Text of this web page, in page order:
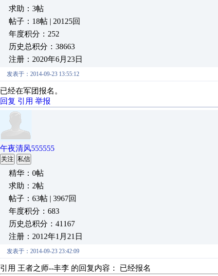
求助：3帖
帖子：18帖 | 20125回
年度积分：252
历史总积分：38663
注册：2020年6月23日
发表于：2014-09-23 13:55:12
已经在军团报名。
回复 引用 举报
午夜清风555555
关注 私信
精华：0帖
求助：2帖
帖子：63帖 | 3967回
年度积分：683
历史总积分：41167
注册：2012年1月21日
发表于：2014-09-23 23:42:09
引用 王者之师--丰李 的回复内容： 已经报名